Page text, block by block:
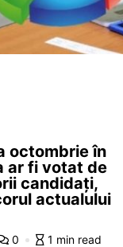
octombrie în
ar fi votat de
candidați,
actualului
0 1 min read